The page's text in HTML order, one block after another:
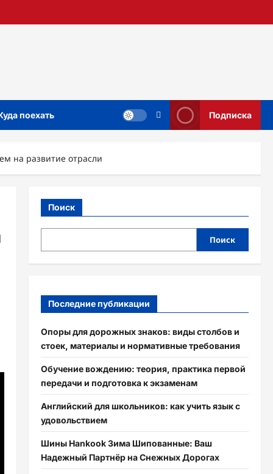
поехать Подписка
на развитие отрасли
Поиск
Поиск
Последние публикации
Опоры для дорожных знаков: виды столбов и
стоек, материалы и нормативные требования
Обучение вождению: теория, практика первой
передачи и подготовка к экзаменам
Английский для школьников: как учить язык с
удовольствием
Шины Hankook Зима Шипованные: Ваш
Надежный Партнёр на Снежных Дорогах